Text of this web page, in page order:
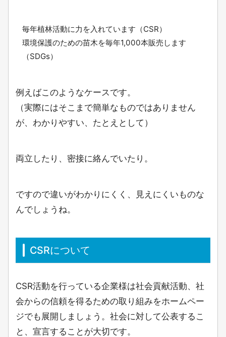
毎年植林活動に力を入れています（CSR）
環境保護のための苗木を毎年1,000本販売します
（SDGs）
例えばこのようなケースです。
（実際にはそこまで簡単なものではありません
が、わかりやすい、たとえとして）
両立したり、密接に絡んでいたり。
ですので違いがわかりにくく、見えにくいものな
んでしょうね。
CSRについて
CSR活動を行っている企業様は社会貢献活動、社
会からの信頼を得るための取り組みをホームペー
ジでも展開しましょう。社会に対して公表するこ
と、宣言することが大切です。